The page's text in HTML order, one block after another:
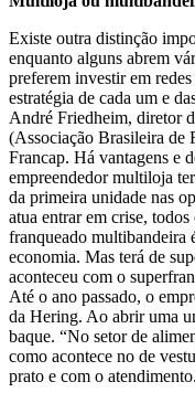
Existe outra distinção
enquanto alguns abrem
preferem investir em
estratégia de cada um e
André Friedheim, diretor
(Associação Brasileira de
Francap. Há vantagens e
empreendedor multiloja
da primeira unidade nas
atua entrar em crise,
franqueado multibandeira
economia. Mas terá de
aconteceu com o
Até o ano passado, o
da Hering. Ao abrir uma
baque. “No setor de
como acontece no de
prato e com o